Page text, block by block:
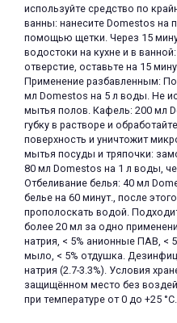
используйте средство по
ванны: нанесите Domestos на
помощью щетки. Через 15
водостоки на кухне и в
отверстие, оставьте на 15
Применение разбавленным:
мл Domestos на 5 л воды. Не
мытья полов. Кафель: 200 мл
губку в растворе и
поверхность и уничтожит
мытья посуды и тряпочки:
80 мл Domestos на 1 л воды,
Отбеливание белья: 40 мл
белье на 60 минут., после
прополоскать водой.
более 20 мл за одно
натрия, < 5% анионные ПАВ, <
мыло, < 5% отдушка.
натрия (2.7-3.3%). Условия
защищённом место без
при температуре от 0 до +25 °С.